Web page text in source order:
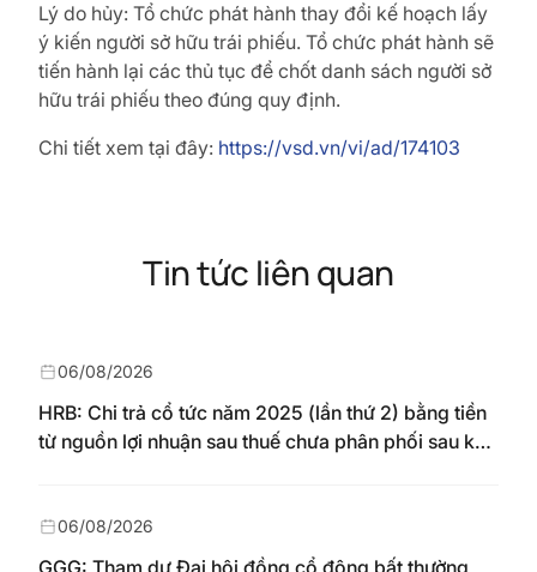
Lý do hủy: Tổ chức phát hành thay đổi kế hoạch lấy
ý kiến người sở hữu trái phiếu. Tổ chức phát hành sẽ
tiến hành lại các thủ tục để chốt danh sách người sở
hữu trái phiếu theo đúng quy định.
Chi tiết xem tại đây: https://vsd.vn/vi/ad/174103
Tin tức liên quan
HRB: Chi trả cổ tức năm 2025 (lần thứ 2) bằng tiền
từ nguồn lợi nhuận sau thuế chưa phân phối sau khi
ngày 04/08/2026
06/08/2026
GGG: Tham dự Đại hội đồng cổ đông bất thường
06/08/2026